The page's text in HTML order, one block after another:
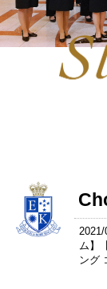
ム 】
ング